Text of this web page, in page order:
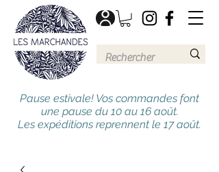
Pause estivale! Vos commandes font
une pause du 10 au 16 août.
Les expéditions reprennent le 17 août.